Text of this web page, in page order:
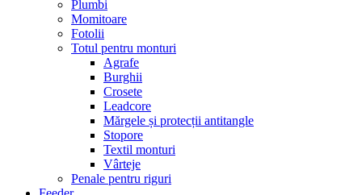
Plumbi
Momitoare
Fotolii
Totul pentru monturi
Agrafe
Burghii
Crosete
Leadcore
Mărgele și protecții antitangle
Stopore
Textil monturi
Vârteje
Penale pentru riguri